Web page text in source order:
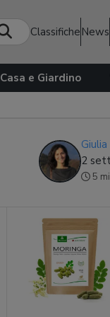
Classifiche News
Casa e Giardino
2
5